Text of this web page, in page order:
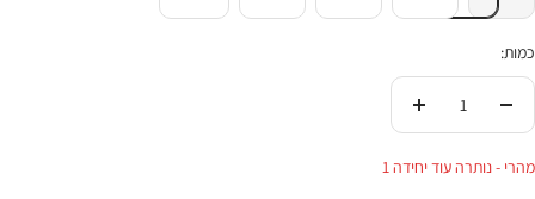
כמות:
העלי
מהרי - נותרה עוד יחידה 1